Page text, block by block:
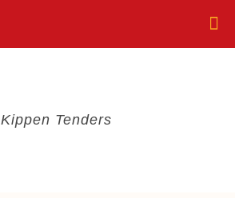
Kippen Tenders